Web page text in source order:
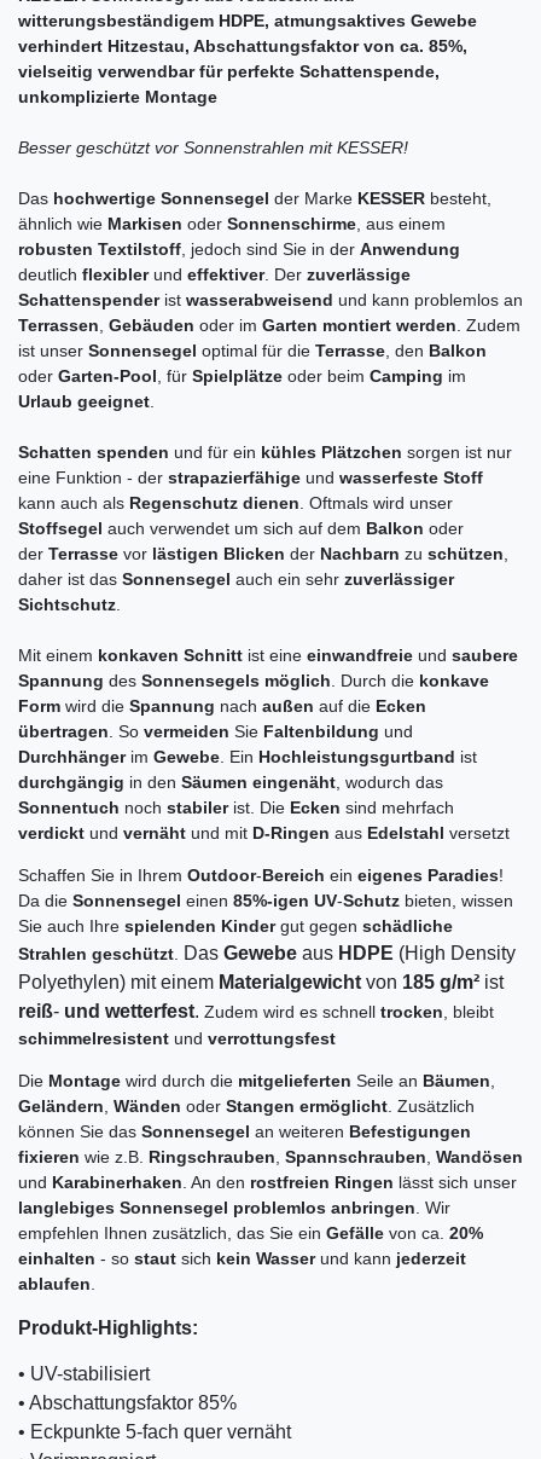
witterungsbeständigem HDPE, atmungsaktives Gewebe
verhindert Hitzestau, Abschattungsfaktor von ca. 85%,
vielseitig verwendbar für perfekte Schattenspende,
unkomplizierte Montage
Besser geschützt vor Sonnenstrahlen mit KESSER!
Das hochwertige Sonnensegel der Marke KESSER besteht,
ähnlich wie Markisen oder Sonnenschirme aus einem
robusten Textilstoff , jedoch sind Sie in der Anwendung
deutlich flexibler und effektiver. Der zuverlässige
Schattenspender ist wasserabweisend und kann problemlos an
Terrassen Gebäuden oder im Garten montiert werden . Zudem
ist unser Sonnensegel optimal für die Terrasse , den Balkon
oder Garten-Pool , für Spielplätze oder beim Camping im
Urlaub geeignet
Schatten spenden und für ein kühles Plätzchen sorgen ist nur
eine Funktion - der strapazierfähige und wasserfeste Stoff
kann auch als Regenschutz dienen . Oftmals wird unser
Stoffsegel auch verwendet um sich auf dem Balkon oder
der Terrasse vor lästigen Blicken der Nachbarn zu schützen
daher ist das Sonnensegel auch ein sehr zuverlässiger
Sichtschutz
Mit einem konkaven Schnitt ist eine einwandfreie und saubere
Spannung des Sonnensegels möglich . Durch die konkave
Form wird die Spannung nach außen auf die Ecken
übertragen . So vermeiden Sie Faltenbildung und
Durchhänger im Gewebe . Ein Hochleistungsgurtband ist
durchgängig in den Säumen eingenäht , wodurch das
Sonnentuch noch stabiler ist. Die Ecken sind mehrfach
verdickt und vernäht und mit D-Ringen aus Edelstahl versetzt
Schaffen Sie in Ihrem Outdoor-Bereich ein eigenes Paradies!
Da die Sonnensegel einen 85%-igen UV-Schutz bieten, wissen
Sie auch Ihre spielenden Kindergut gegen schädliche
Strahlen geschützt
Das Gewebe aus HDPE (High Density
Polyethylen) mit einem Materialgewicht von 185 g/m² ist
reiß- und wetterfest. Zudem wird es schnell trocken , bleibt
schimmelresistent und verrottungsfest
Die Montage wird durch die mitgelieferten Seile an Bäumen
Geländern Wänden oder Stangen ermöglicht . Zusätzlich
können Sie das Sonnensegel an weiteren Befestigungen
fixieren wie z.B. Ringschrauben Spannschrauben Wandösen
und Karabinerhaken . An den rostfreien Ringen lässt sich unser
langlebiges Sonnensegel problemlos anbringen . Wir
empfehlen Ihnen zusätzlich, das Sie ein Gefälle von ca. 20%
einhalten - so staut sich kein Wasser und kann jederzeit
ablaufen
Produkt-Highlights:
• UV-stabilisiert
• Abschattungsfaktor 85%
• Eckpunkte 5-fach quer vernäht